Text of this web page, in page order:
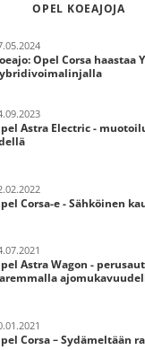
OPEL KOEAJOJA
Opel Corsa haastaa
Astra Electric -
Corsa-e - Sähköinen
Astra Wagon -
Corsa – Sydämeltään